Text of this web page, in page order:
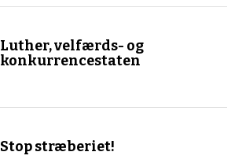
Luther, velfærds- og
konkurrencestaten
Stop stræberiet!